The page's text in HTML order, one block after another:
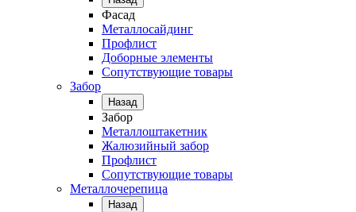
Фасад
Металлосайдинг
Профлист
Доборные элементы
Сопутствующие товары
Забор
Назад
Забор
Металлоштакетник
Жалюзийный забор
Профлист
Сопутствующие товары
Металлочерепица
Назад